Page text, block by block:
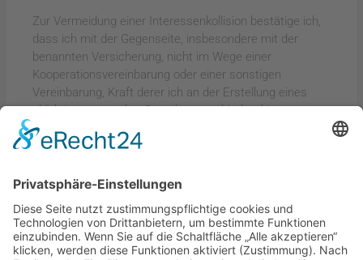
Zur Vermeidung einer Interessenkollision bestätige ich,
dass ich mit der Gegenseite, insbesondere mit der
benannten Versicherung, nicht im Wege einer
Kooperationsvereinbarung oder einer sonstigen
Vereinbarung, Kraft derer ich an der Erstellung eines
objektiven, neutralen Gutachtens gehindert bin,
verbunden bin.
Sollte ich die vorgenannten Vorgaben nicht erfüllen, ist
zu streichen.